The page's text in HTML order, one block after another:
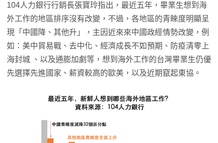
104人力銀行行銷長張寶玲指出，最近五年，畢業生想到海
外工作的地區排序沒有改變，不過，各地區的青睞度明顯呈
現「中國降、其他升」，主因近來來中國政經情勢改變，例
如：美中貿易戰、去中化、經濟成長不如預期、防疫清零上
海封城 、以及通膨加劇等，想到海外工作的台灣畢業生仍優
先選擇先進國家、薪資較高的歐美，以及近期竄起東協。